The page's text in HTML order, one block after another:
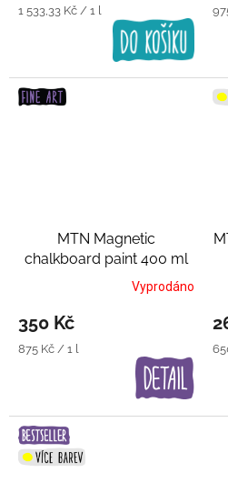
Měrná
1 533,33 Kč / 1 l
MTN Magnetic
chalkboard paint 400 ml
Magnetická barvaVyprodáno
350 Kč
Měrná
875 Kč / 1 l